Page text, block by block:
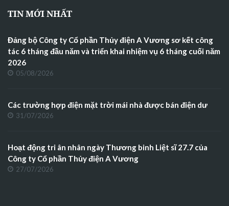
TIN MỚI NHẤT
Đảng bộ Công ty Cổ phần Thủy điện A Vương sơ kết công
tác 6 tháng đầu năm và triển khai nhiệm vụ 6 tháng cuối năm
2026
05/08/2026
Các trường hợp điện mặt trời mái nhà được bán điện dư
31/07/2026
Hoạt động tri ân nhân ngày Thương binh Liệt sĩ 27.7 của
Công ty Cổ phần Thủy điện A Vương
27/07/2026